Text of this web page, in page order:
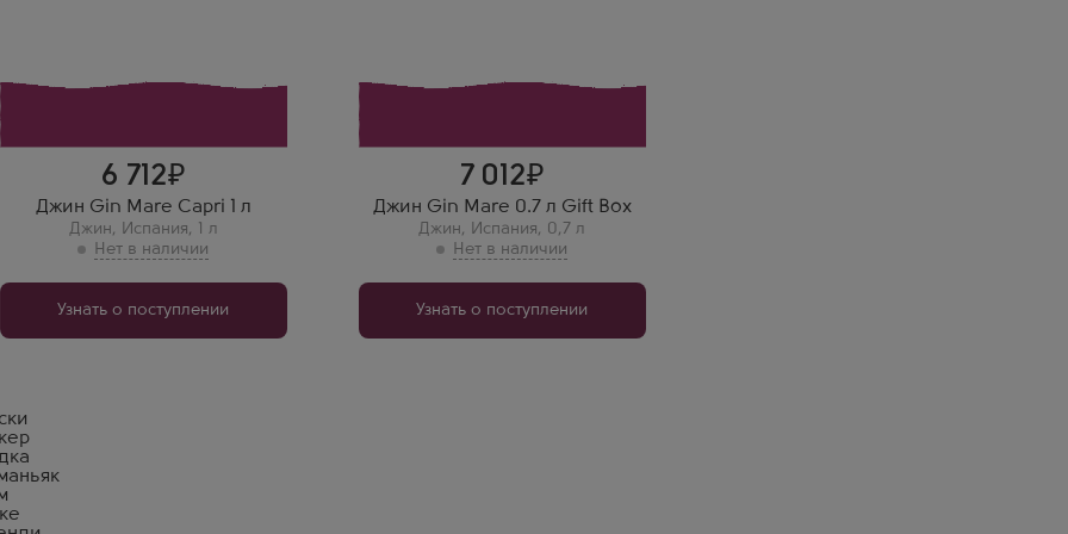
6 712
Джин Gin Mare Capri 1 л
Джин, Испания, 1 л
Узнать о поступлении
7 012
Джин Gin Mare 0.7 л Gift Box
Джин, Испания, 0,7 л
необычных джинов.
Узнать о поступлении